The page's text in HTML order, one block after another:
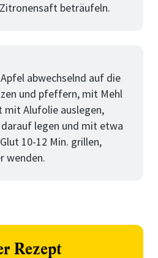
beträufeln.
abwechselnd auf die
und pfeffern, mit Mehl
mit Alufolie auslegen,
darauf legen und mit etwa
10-12 Min. grillen,
wenden.
Rezept